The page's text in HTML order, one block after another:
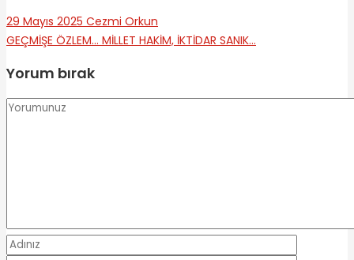
29 Mayıs 2025 Cezmi Orkun
GEÇMİŞE ÖZLEM… MİLLET HAKİM, İKTİDAR SANIK…
Yorum bırak